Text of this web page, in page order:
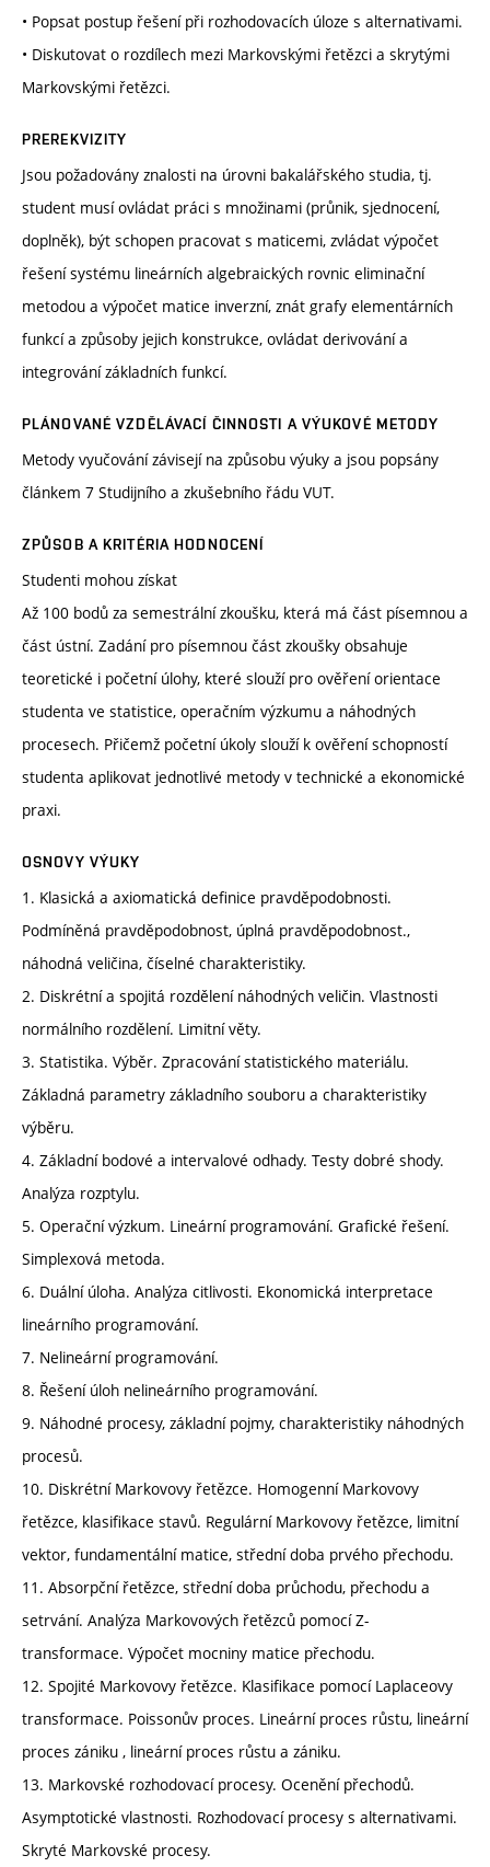
• Popsat postup řešení při rozhodovacích úloze s alternativami.
• Diskutovat o rozdílech mezi Markovskými řetězci a skrytými
Markovskými řetězci.
PREREKVIZITY
Jsou požadovány znalosti na úrovni bakalářského studia, tj.
student musí ovládat práci s množinami (průnik, sjednocení,
doplněk), být schopen pracovat s maticemi, zvládat výpočet
řešení systému lineárních algebraických rovnic eliminační
metodou a výpočet matice inverzní, znát grafy elementárních
funkcí a způsoby jejich konstrukce, ovládat derivování a
integrování základních funkcí.
PLÁNOVANÉ VZDĚLÁVACÍ ČINNOSTI A VÝUKOVÉ METODY
Metody vyučování závisejí na způsobu výuky a jsou popsány
článkem 7 Studijního a zkušebního řádu VUT.
ZPŮSOB A KRITÉRIA HODNOCENÍ
Studenti mohou získat
Až 100 bodů za semestrální zkoušku, která má část písemnou a
část ústní. Zadání pro písemnou část zkoušky obsahuje
teoretické i početní úlohy, které slouží pro ověření orientace
studenta ve statistice, operačním výzkumu a náhodných
procesech. Přičemž početní úkoly slouží k ověření schopností
studenta aplikovat jednotlivé metody v technické a ekonomické
praxi.
OSNOVY VÝUKY
1. Klasická a axiomatická definice pravděpodobnosti.
Podmíněná pravděpodobnost, úplná pravděpodobnost.,
náhodná veličina, číselné charakteristiky.
2. Diskrétní a spojitá rozdělení náhodných veličin. Vlastnosti
normálního rozdělení. Limitní věty.
3. Statistika. Výběr. Zpracování statistického materiálu.
Základná parametry základního souboru a charakteristiky
výběru.
4. Základní bodové a intervalové odhady. Testy dobré shody.
Analýza rozptylu.
5. Operační výzkum. Lineární programování. Grafické řešení.
Simplexová metoda.
6. Duální úloha. Analýza citlivosti. Ekonomická interpretace
lineárního programování.
7. Nelineární programování.
8. Řešení úloh nelineárního programování.
9. Náhodné procesy, základní pojmy, charakteristiky náhodných
procesů.
10. Diskrétní Markovovy řetězce. Homogenní Markovovy
řetězce, klasifikace stavů. Regulární Markovovy řetězce, limitní
vektor, fundamentální matice, střední doba prvého přechodu.
11. Absorpční řetězce, střední doba průchodu, přechodu a
setrvání. Analýza Markovových řetězců pomocí Z-
transformace. Výpočet mocniny matice přechodu.
12. Spojité Markovovy řetězce. Klasifikace pomocí Laplaceovy
transformace. Poissonův proces. Lineární proces růstu, lineární
proces zániku , lineární proces růstu a zániku.
13. Markovské rozhodovací procesy. Ocenění přechodů.
Asymptotické vlastnosti. Rozhodovací procesy s alternativami.
Skryté Markovské procesy.